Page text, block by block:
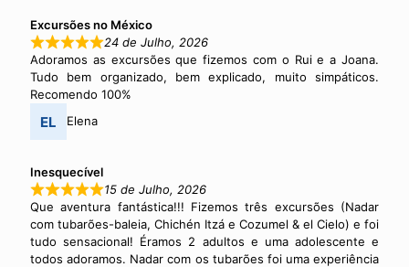
Excursões no México
24 de Julho, 2026
Adoramos as excursões que fizemos com o Rui e a Joana.
Tudo bem organizado, bem explicado, muito simpáticos.
Recomendo 100%
Elena
Inesquecível
15 de Julho, 2026
Que aventura fantástica!!! Fizemos três excursões (Nadar
com tubarões-baleia, Chichén Itzá e Cozumel & el Cielo) e foi
tudo sensacional! Éramos 2 adultos e uma adolescente e
todos adoramos. Nadar com os tubarões foi uma experiência